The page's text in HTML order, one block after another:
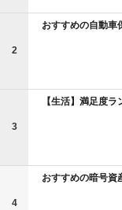
2
おすすめの自動車
3
【生活】満足度
4
おすすめの暗号資